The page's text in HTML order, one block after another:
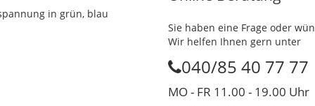
in grün, blau
Sie haben eine Frage oder
Wir helfen Ihnen gern unter
040/85 40 77 77
MO - FR 11.00 - 19.00 Uhr